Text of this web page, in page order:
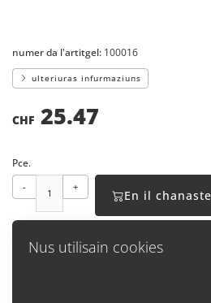
Nus utilisain cookies
numer da l'artitgel: 100016
ulteriuras infurmaziuns
CHF 25.47
Pce.
- +
En il